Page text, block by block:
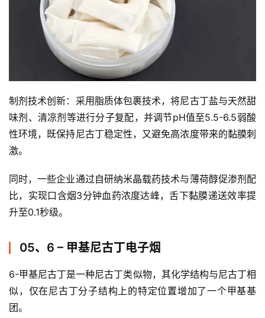
制剂技术创新：采用脂质体包裹技术，将尼古丁盐与天然甜
味剂、清凉剂等进行分子复配，并调节pH值至5.5-6.5弱酸
性环境，既保持尼古丁稳定性，又避免高浓度带来的黏膜刺
激。
同时，一些企业通过自研纳米晶载药技术与薄荷醇促渗剂配
比，实现口含烟3分钟血药浓度达峰，舌下黏膜递送效率提
升至0.1秒级。
05、6 – 甲基尼古丁电子烟
6-甲基尼古丁是一种尼古丁类似物，其化学结构与尼古丁相
似，仅在尼古丁分子结构上的特定位置增加了一个甲基基
团。